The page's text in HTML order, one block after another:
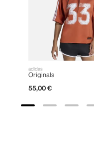
adidas
Originals
55,00 €